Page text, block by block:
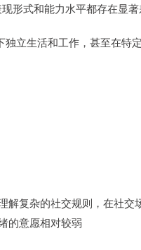
形式和能力水平都存在显著
立生活和工作，甚至在特定
解复杂的社交规则，在社交
的意愿相对较弱